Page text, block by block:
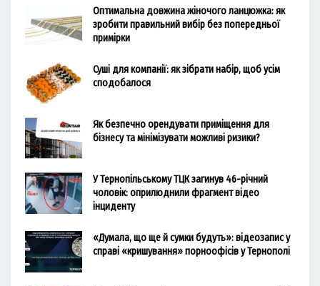
Оптимальна довжина жіночого ланцюжка: як
зробити правильний вибір без попередньої
примірки
Суші для компанії: як зібрати набір, щоб усім
сподобалося
Як безпечно орендувати приміщення для
бізнесу та мінімізувати можливі ризики?
У Тернопільському ТЦК загинув 46-річний
чоловік: оприлюднили фрагмент відео
інциденту
«Думала, що ще й сумки будуть»: відеозапис у
справі «кришування» порноофісів у Тернополі